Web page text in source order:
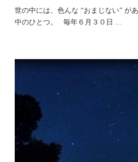
お
ま
世の中には、色んな “おまじない” が
中のひとつ。 毎年６月３０日 …